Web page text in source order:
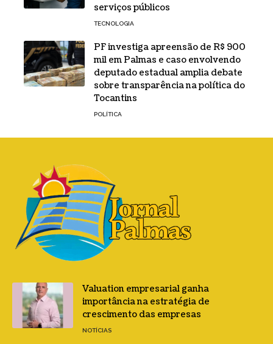
serviços públicos
TECNOLOGIA
PF investiga apreensão de R$ 900
mil em Palmas e caso envolvendo
deputado estadual amplia debate
sobre transparência na política do
Tocantins
POLÍTICA
Valuation empresarial ganha
importância na estratégia de
crescimento das empresas
NOTÍCIAS